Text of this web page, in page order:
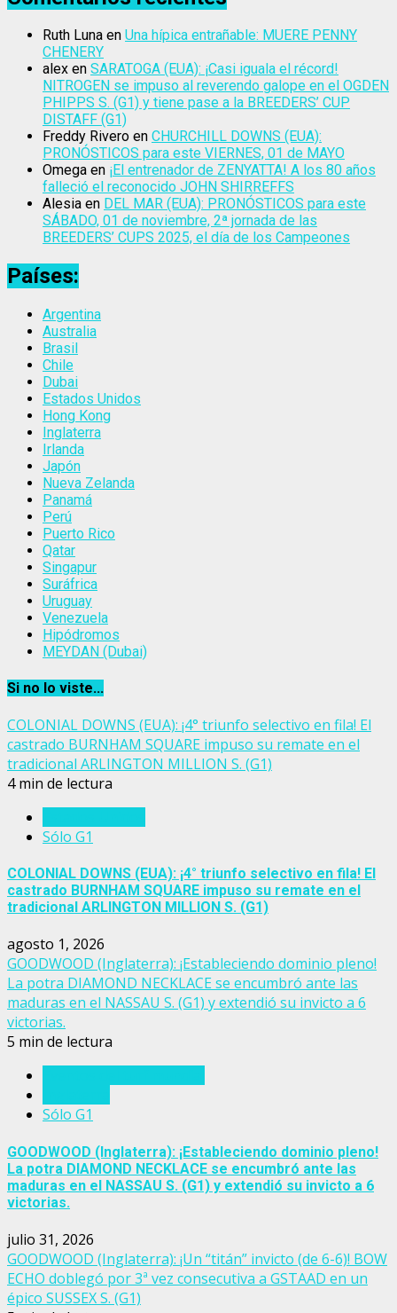
Ruth Luna en Una hípica entrañable: MUERE PENNY
CHENERY
alex en SARATOGA (EUA): ¡Casi iguala el récord!
NITROGEN se impuso al reverendo galope en el OGDEN
PHIPPS S. (G1) y tiene pase a la BREEDERS’ CUP
DISTAFF (G1)
Freddy Rivero en CHURCHILL DOWNS (EUA):
PRONÓSTICOS para este VIERNES, 01 de MAYO
Omega en ¡El entrenador de ZENYATTA! A los 80 años
falleció el reconocido JOHN SHIRREFFS
Alesia en DEL MAR (EUA): PRONÓSTICOS para este
SÁBADO, 01 de noviembre, 2ª jornada de las
BREEDERS’ CUPS 2025, el día de los Campeones
Países:
Argentina
Australia
Brasil
Chile
Dubai
Estados Unidos
Hong Kong
Inglaterra
Irlanda
Japón
Nueva Zelanda
Panamá
Perú
Puerto Rico
Qatar
Singapur
Suráfrica
Uruguay
Venezuela
Hipódromos
MEYDAN (Dubai)
Si no lo viste...
COLONIAL DOWNS (EUA): ¡4° triunfo selectivo en fila! El
castrado BURNHAM SQUARE impuso su remate en el
tradicional ARLINGTON MILLION S. (G1)
4 min de lectura
Sólo G1
COLONIAL DOWNS (EUA): ¡4° triunfo selectivo en fila! El
castrado BURNHAM SQUARE impuso su remate en el
tradicional ARLINGTON MILLION S. (G1)
agosto 1, 2026
GOODWOOD (Inglaterra): ¡Estableciendo dominio pleno!
La potra DIAMOND NECKLACE se encumbró ante las
maduras en el NASSAU S. (G1) y extendió su invicto a 6
victorias.
5 min de lectura
Sólo G1
GOODWOOD (Inglaterra): ¡Estableciendo dominio pleno!
La potra DIAMOND NECKLACE se encumbró ante las
maduras en el NASSAU S. (G1) y extendió su invicto a 6
victorias.
julio 31, 2026
GOODWOOD (Inglaterra): ¡Un “titán” invicto (de 6-6)! BOW
ECHO doblegó por 3ª vez consecutiva a GSTAAD en un
épico SUSSEX S. (G1)